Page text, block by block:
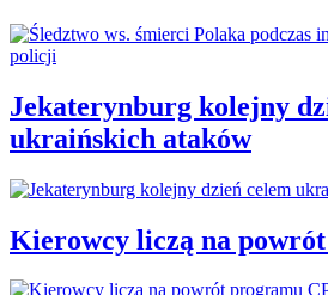
Jekaterynburg kolejny
ukraińskich ataków
Kierowcy liczą na